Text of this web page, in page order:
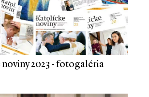
2023 - fotogaléria